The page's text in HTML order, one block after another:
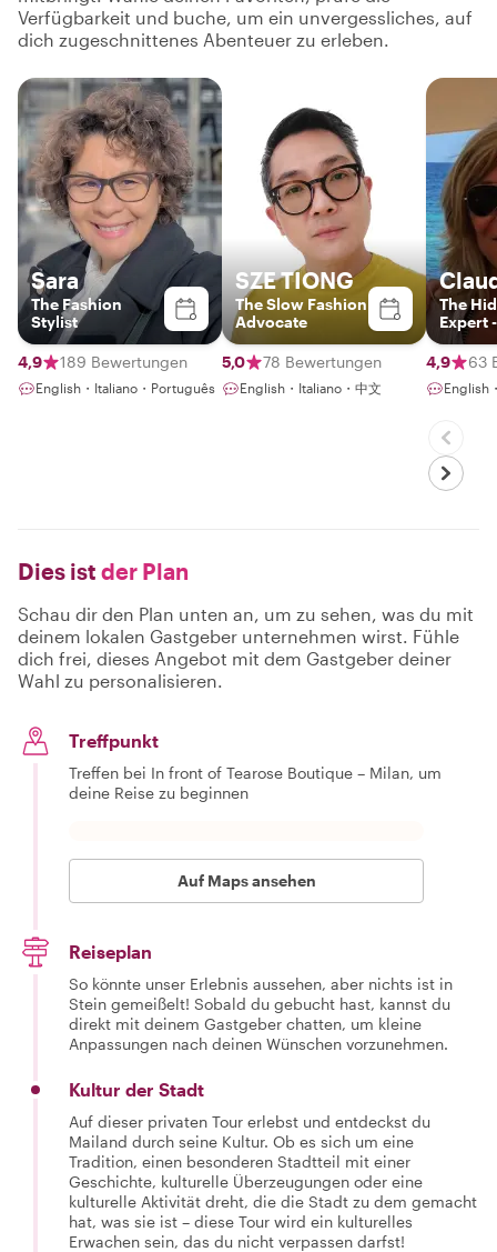
Verfügbarkeit und buche, um ein unvergessliches, auf
dich zugeschnittenes Abenteuer zu erleben.
Sara
The Fashion
Stylist
4,9 189 Bewertungen
English・Italiano・Português
SZE TIONG
The Slow Fashion
Advocate
5,0 78 Bewertungen
English・Italiano・中文
The
Expert
&
Lover
4,9 63
English
Dies ist der Plan
Schau dir den Plan unten an, um zu sehen, was du mit
deinem lokalen Gastgeber unternehmen wirst. Fühle
dich frei, dieses Angebot mit dem Gastgeber deiner
Wahl zu personalisieren.
Treffpunkt
Treffen bei In front of Tearose Boutique – Milan, um
deine Reise zu beginnen
Auf Maps ansehen
Reiseplan
So könnte unser Erlebnis aussehen, aber nichts ist in
Stein gemeißelt! Sobald du gebucht hast, kannst du
direkt mit deinem Gastgeber chatten, um kleine
Anpassungen nach deinen Wünschen vorzunehmen.
Kultur der Stadt
Auf dieser privaten Tour erlebst und entdeckst du
Mailand durch seine Kultur. Ob es sich um eine
Tradition, einen besonderen Stadtteil mit einer
Geschichte, kulturelle Überzeugungen oder eine
kulturelle Aktivität dreht, die die Stadt zu dem gemacht
hat, was sie ist – diese Tour wird ein kulturelles
Erwachen sein, das du nicht verpassen darfst!